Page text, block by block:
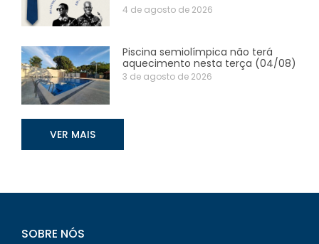
4 de agosto de 2026
Piscina semiolímpica não terá
aquecimento nesta terça (04/08)
3 de agosto de 2026
VER MAIS
SOBRE NÓS